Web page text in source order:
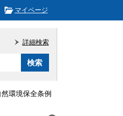
マイページ
詳細検索
環境保全条例